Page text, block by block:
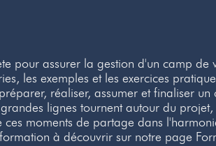
pour assurer la gestion d'un camp de
les exemples et les exercices
réaliser, assumer et finaliser
lignes tournent autour du
ces moments de partage dans
à découvrir sur notre page